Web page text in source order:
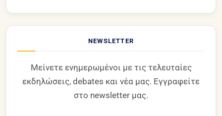
NEWSLETTER
Μείνετε ενημερωμένοι με τις τελευταίες
εκδηλώσεις, debates και νέα μας. Εγγραφείτε
στο newsletter μας.